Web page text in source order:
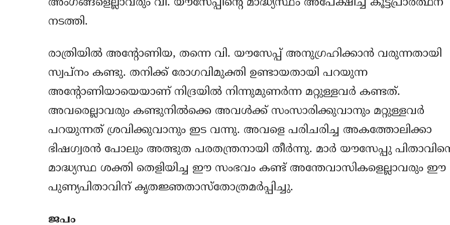
നടത്തി.
രാത്രിയില്‍ അന്‍റോണിയ, തന്നെ വി. യൗസേപ്പ് അനുഗ്രഹിക്കാന്‍ വരുന്നതായി
സ്വപ്നം കണ്ടു. തനിക്ക് രോഗവിമുക്തി ഉണ്ടായതായി പറയുന്ന
അന്‍റോണിയായെയാണ് നിദ്രയില്‍ നിന്നുമുണര്‍ന്ന മറ്റുള്ളവര്‍ കണ്ടത്.
അവരെല്ലാവരും കണ്ടുനില്‍ക്കെ അവള്‍ക്ക് സംസാരിക്കുവാനും മറ്റുള്ളവര്‍
പറയുന്നത് ശ്രവിക്കുവാനും ഇട വന്നു. അവളെ പരിചരിച്ച അകത്തോലിക്കാ
ഭിഷഗ്വരന്‍ പോലും അത്ഭുത പരതന്ത്രനായി തീര്‍ന്നു. മാര്‍ യൗസേപ്പു
മാദ്ധ്യസ്ഥ ശക്തി തെളിയിച്ച ഈ സംഭവം കണ്ട് അന്തേവാസികളെല്ലാവരും ഈ
പുണ്യപിതാവിന് കൃതജ്ഞതാസ്തോത്രമര്‍പ്പിച്ചു.
ജപം